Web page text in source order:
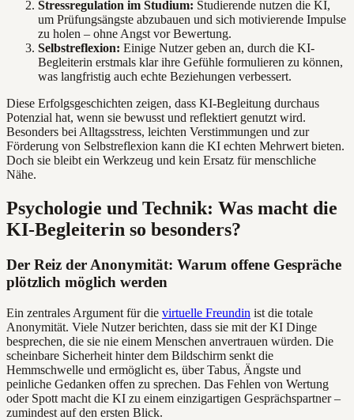
Stressregulation im Studium: Studierende nutzen die KI,
um Prüfungsängste abzubauen und sich motivierende Impulse
zu holen – ohne Angst vor Bewertung.
Selbstreflexion: Einige Nutzer geben an, durch die KI-
Begleiterin erstmals klar ihre Gefühle formulieren zu können,
was langfristig auch echte Beziehungen verbessert.
Diese Erfolgsgeschichten zeigen, dass KI-Begleitung durchaus
Potenzial hat, wenn sie bewusst und reflektiert genutzt wird.
Besonders bei Alltagsstress, leichten Verstimmungen und zur
Förderung von Selbstreflexion kann die KI echten Mehrwert bieten.
Doch sie bleibt ein Werkzeug und kein Ersatz für menschliche
Nähe.
Psychologie und Technik: Was macht die
KI-Begleiterin so besonders?
Der Reiz der Anonymität: Warum offene Gespräche
plötzlich möglich werden
Ein zentrales Argument für die virtuelle Freundin ist die totale
Anonymität. Viele Nutzer berichten, dass sie mit der KI Dinge
besprechen, die sie nie einem Menschen anvertrauen würden. Die
scheinbare Sicherheit hinter dem Bildschirm senkt die
Hemmschwelle und ermöglicht es, über Tabus, Ängste und
peinliche Gedanken offen zu sprechen. Das Fehlen von Wertung
oder Spott macht die KI zu einem einzigartigen Gesprächspartner –
zumindest auf den ersten Blick.